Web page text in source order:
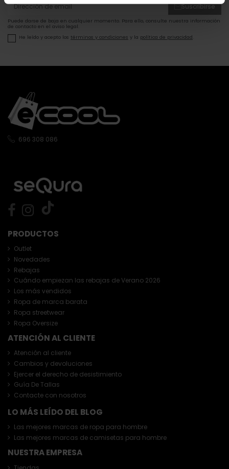
Suscribirse
Puede darse de baja en cualquier momento. Para ello, consulte nuestra información
de contacto en el aviso legal.
He leído y acepto los términos y condiciones y la política de privacidad
PRODUCTOS
Outlet
Novedades
Rebajas
Cuándo empiezan las rebajas de Verano 2026
Los más vendidos
Ropa de marca barata
Ropa streetwear
Ropa Oversize
ATENCIÓN AL CLIENTE
Atención al cliente
Cambios y devoluciones
Ejercer el derecho de desistimiento
Guía De Tallas
Contacte con nosotros
LO MÁS LEÍDO DEL BLOG
Las mejores marcas de ropa para hombre
Las mejores marcas de camisetas para hombre
NUESTRA EMPRESA
696 308 086